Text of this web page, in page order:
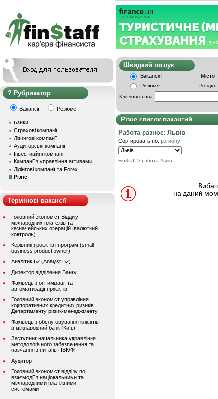
Рубрикатор
Вакансії Резюме
Банки
Страхові компанії
Лізингові компанії
Аудиторські компанії
Інвестиційні компанії
Компанії з управління активами
Ділінгові компанії та Forex
Різне
Термінові вакансії
Головний економіст Відділу
міжнародних платежів та
казначейських операцій (валютний
контроль)
Керівник проєктів і програм (small
business product owner)
Аналітик Б2 (Analyst B2)
Директор відділення Банку
Фахівець з оптимізації та
автоматизації проєктів
Головний економіст управління
корпоративних кредитних ризиків
Департаменту ризик-менеджменту
Фахівець з обслуговування клієнтів
в міжнародний банк (Київ)
Заступник начальника управління
методологічного забезпечення та
навчання з питань ПВК/ФТ
Аудитор
Головний економіст відділу по
взаємодії з національними та
міжнародними платіжними
системами
Швидкий
Вакансія
Місто
Резюме
Розділ
Ключові слова
Різне список вакансий
Работа разное: Львів
Сортировать по: региону
FinStaff > работа Львів
на даний